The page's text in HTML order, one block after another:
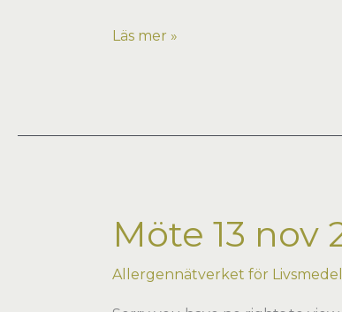
Teamsmöte
Läs mer »
Möte 13 nov
Allergennätverket för